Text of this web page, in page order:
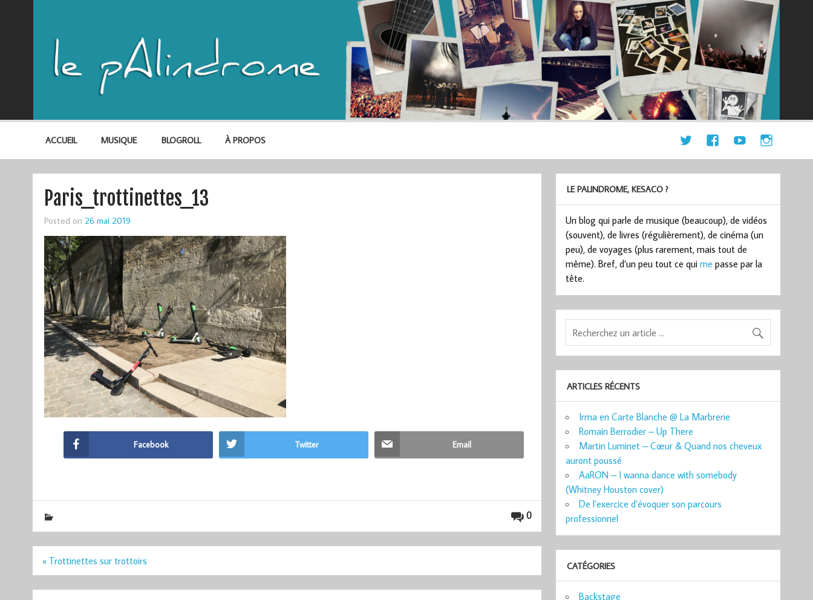
ACCUEIL MUSIQUE BLOGROLL À PROPOS
Paris_trottinettes_13
Posted on 26 mai 2019
Facebook Twitter Email
0
Navigation
« Trottinettes sur trottoirs
LE PALINDROME, KESACO ?
Un blog qui parle de musique (beaucoup), de vidéos
(souvent), de livres (régulièrement), de cinéma (un
peu), de voyages (plus rarement, mais tout de
même). Bref, d’un peu tout ce quime passe par la
tête.
ARTICLES RÉCENTS
Irma en Carte Blanche @ La Marbrerie
Romain Berrodier – Up There
Martin Luminet – Cœur & Quand nos cheveux
auront poussé
AaRON – I wanna dance with somebody
(Whitney Houston cover)
De l’exercice d’évoquer son parcours
professionnel
CATÉGORIES
Backstage